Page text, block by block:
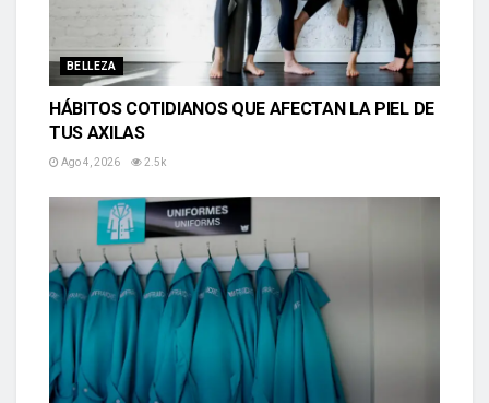
BELLEZA
HÁBITOS COTIDIANOS QUE AFECTAN LA PIEL DE
TUS AXILAS
Ago 4, 2026 2.5k